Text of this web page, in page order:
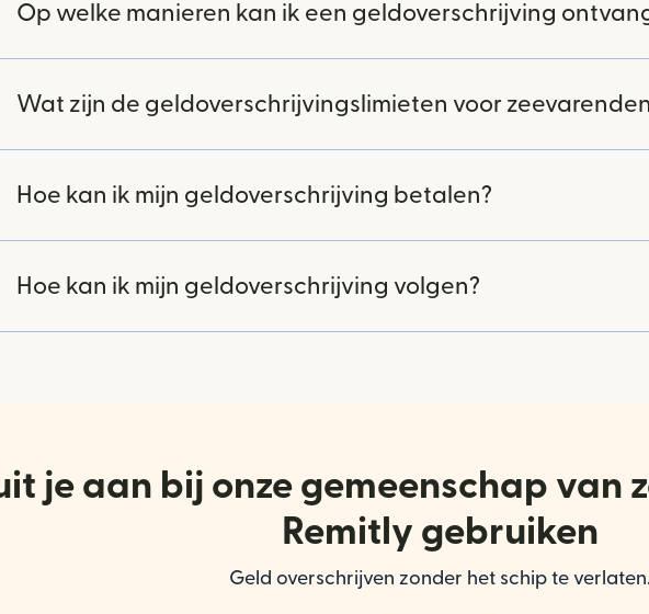
Op welke manieren kan ik een geldoverschrijving
Wat zijn de geldoverschrijvingslimieten voor
Hoe kan ik mijn geldoverschrijving betalen?
Hoe kan ik mijn geldoverschrijving volgen?
je aan bij onze gemeenschap van
Remitly gebruiken
Geld overschrijven zonder het schip te verlaten.